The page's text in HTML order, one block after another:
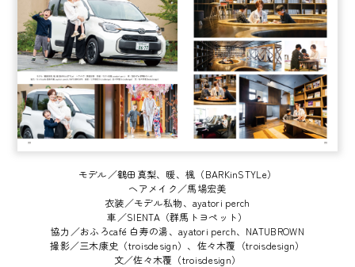
モデル／鶴田真梨、暖、楓（BARKinSTYLe）
ヘアメイク／馬場宏美
衣装／モデル私物、ayatori perch
車／SIENTA（群馬トヨペット）
協力／おふろcafé 白寿の湯、ayatori perch、NATUBROWN
撮影／三木康史（troisdesign）、佐々木覆（troisdesign）
文／佐々木覆（troisdesign）